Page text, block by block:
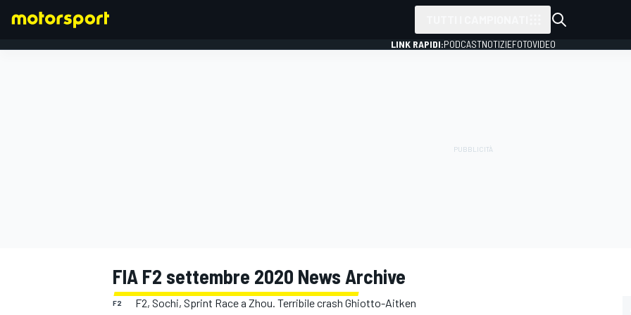
LINK RAPIDI:PODCASTNOTIZIEFOTOVIDEO
FIA F2 settembre 2020 News Archive
F2 F2, Sochi, Sprint Race a Zhou. Terribile crash Ghiotto-Aitken